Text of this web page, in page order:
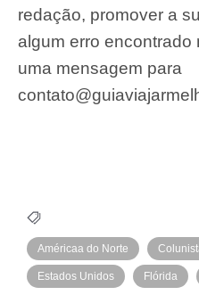
redação, promover a
algum erro
uma mensagem para
Américaa do Norte
Estados Unidos Flórida